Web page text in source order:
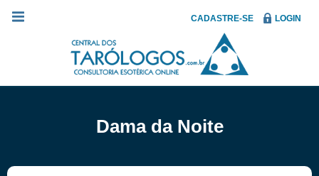
CADASTRE-SE LOGIN
Dama da Noite